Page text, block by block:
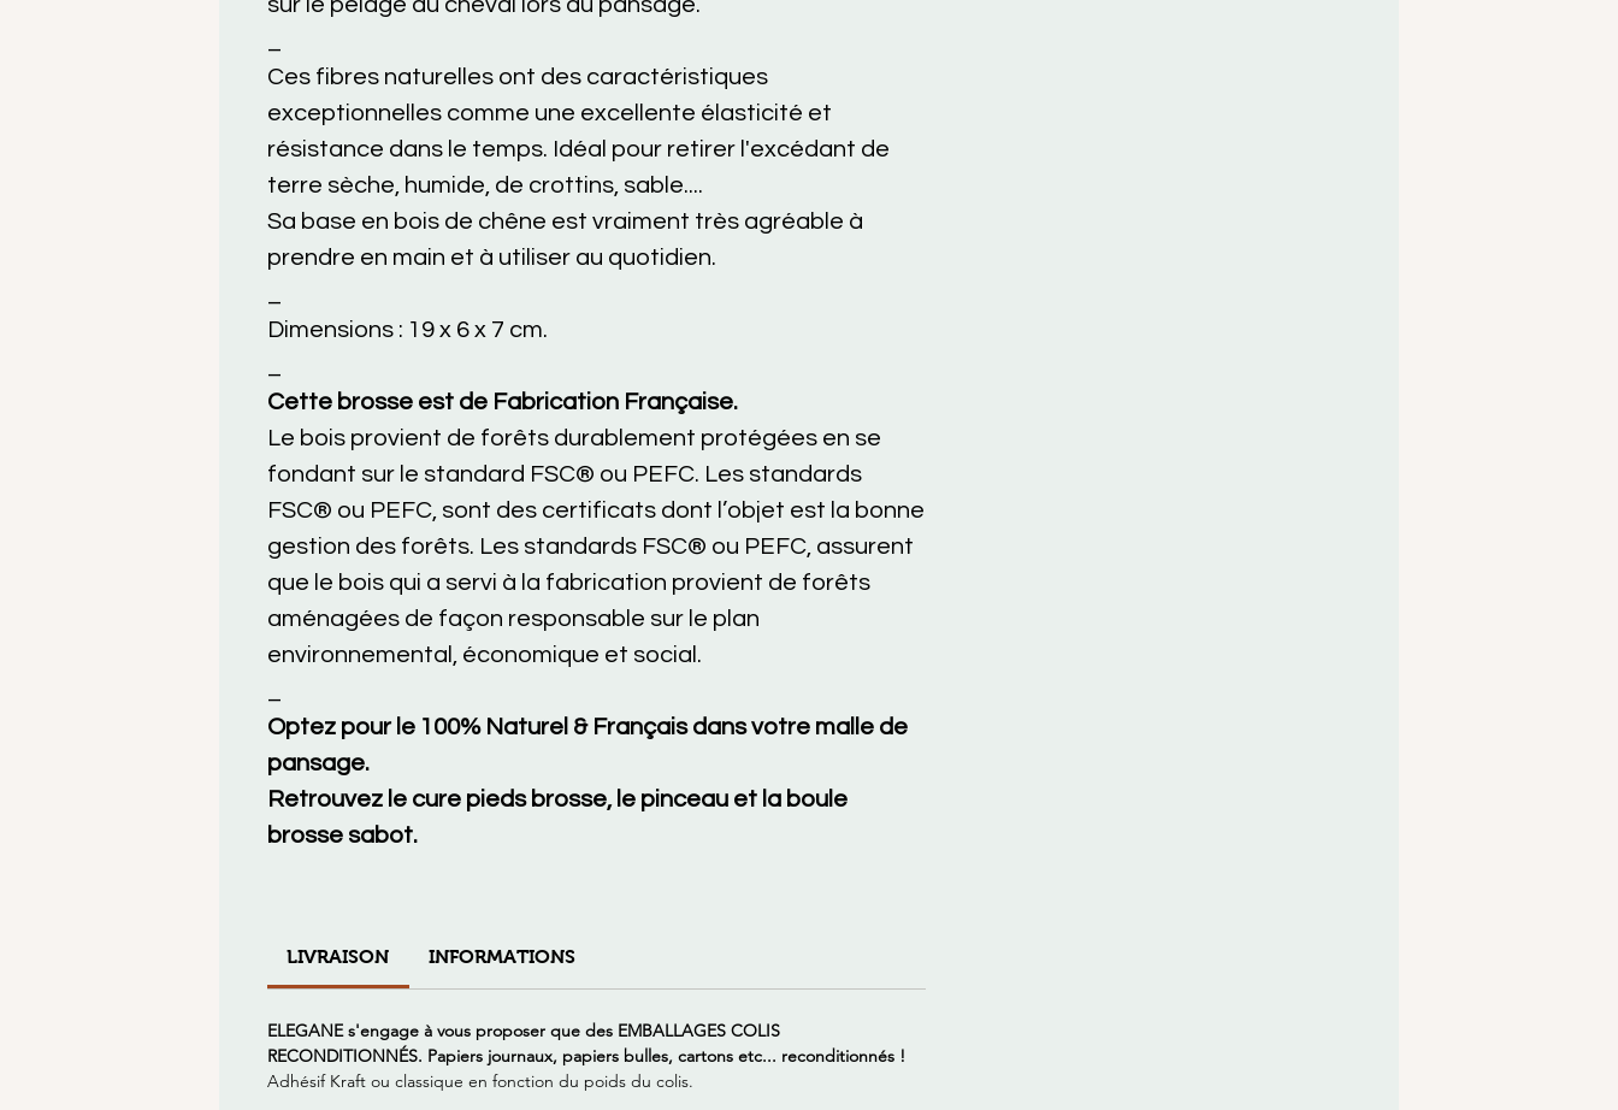
sur le pelage du cheval lors du pansage.
Ces fibres naturelles ont des caractéristiques
exceptionnelles comme une excellente élasticité et
résistance dans le temps. Idéal pour retirer l'excédant de
terre sèche, humide, de crottins, sable....
Sa base en bois de chêne est vraiment très agréable à
prendre en main et à utiliser au quotidien.
Dimensions : 19 x 6 x 7 cm.
Cette brosse est de Fabrication Française.
Le bois provient de forêts durablement protégées en se
fondant sur le standard FSC® ou PEFC. Les standards
FSC® ou PEFC, sont des certificats dont l’objet est la bonne
gestion des forêts. Les standards FSC® ou PEFC, assurent
que le bois qui a servi à la fabrication provient de forêts
aménagées de façon responsable sur le plan
environnemental, économique et social.
Optez pour le 100% Naturel & Français dans votre malle de
pansage.
Retrouvez le cure pieds brosse, le pinceau et la boule
brosse sabot.
LIVRAISON INFORMATIONS
ELEGANE s'engage à vous proposer que des EMBALLAGES COLIS
RECONDITIONNÉS. Papiers journaux, papiers bulles, cartons etc... reconditionnés !
Adhésif Kraft ou classique en fonction du poids du colis.